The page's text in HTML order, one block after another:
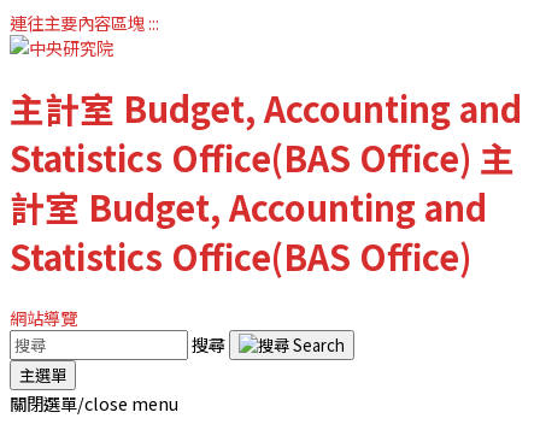
連往主要內容區塊:::
主計室 Budget, Accounting and
Statistics Office(BAS Office) 主
計室 Budget, Accounting and
Statistics Office(BAS Office)
網站導覽
搜尋
主選單
關閉選單/close menu